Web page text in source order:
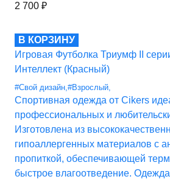
2 700 ₽
В КОРЗИНУ
Игровая Футболка Триумф II
Интеллект (Красный)
#Свой дизайн,#Взрослый,
Спортивная одежда от Cikers
профессиональных и
Изготовлена из
гипоаллергенных материалов с
пропиткой, обеспечивающей
быстрое влагоотведение.